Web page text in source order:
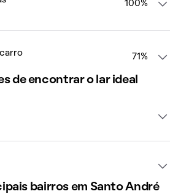
100%
carro 71%
de encontrar o lar ideal
bairros em Santo André